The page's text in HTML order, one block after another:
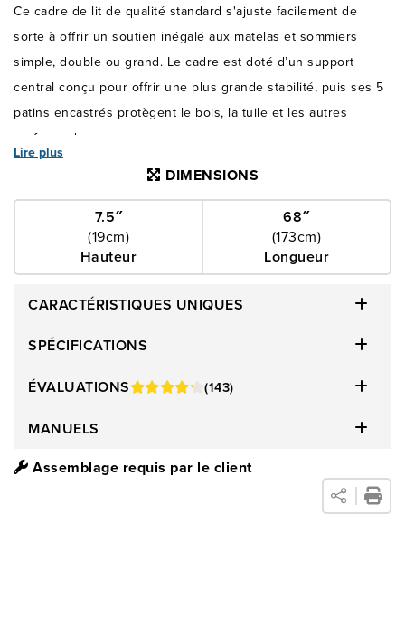
Ce cadre de lit de qualité standard s'ajuste facilement de
sorte à offrir un soutien inégalé aux matelas et sommiers
simple, double ou grand. Le cadre est doté d’un support
central conçu pour offrir une plus grande stabilité, puis ses 5
patins encastrés protègent le bois, la tuile et les autres
surfaces dures.
Lire plus
DIMENSIONS
7.5″
(19cm)
Hauteur
68″
(173cm)
Longueur
CARACTÉRISTIQUES UNIQUES
SPÉCIFICATIONS
ÉVALUATIONS
(143)
MANUELS
Assemblage requis par le client